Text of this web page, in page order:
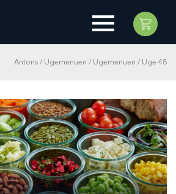
Antons / Ugemenuen / Ugemenuen / Uge 48